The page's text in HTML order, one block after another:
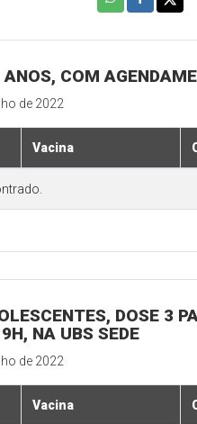
COM
de 2022
Vacina
DOSE 3
NA UBS SEDE
de 2022
Vacina